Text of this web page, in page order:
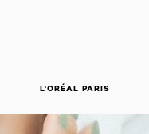
L'ORÉAL PARIS